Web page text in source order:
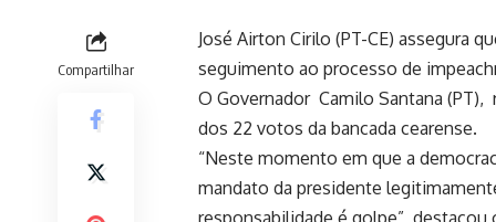
Compartilhar
José Airton Cirilo (PT-CE) assegura
seguimento ao processo de
O Governador Camilo Santana
dos 22 votos da bancada cearense.
“Neste momento em que a
mandato da presidente